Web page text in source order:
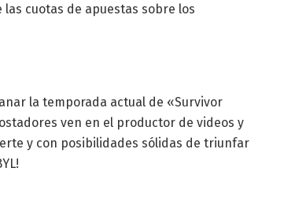
cuotas de apuestas sobre los
la temporada actual de «Survivor
ven en el productor de videos y
y con posibilidades sólidas de triunfar